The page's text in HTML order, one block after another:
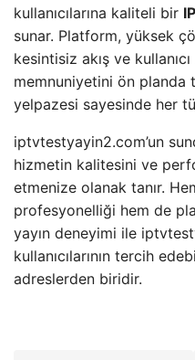
kullanıcılarına kaliteli bir
sunar. Platform, yüksek
kesintisiz akış ve
memnuniyetini ön planda
yelpazesi sayesinde her
iptvtestyayin2.com’un
hizmetin kalitesini ve
etmenize olanak tanır.
profesyonelliği hem de
yayın deneyimi ile
kullanıcılarının tercih
adreslerden biridir.